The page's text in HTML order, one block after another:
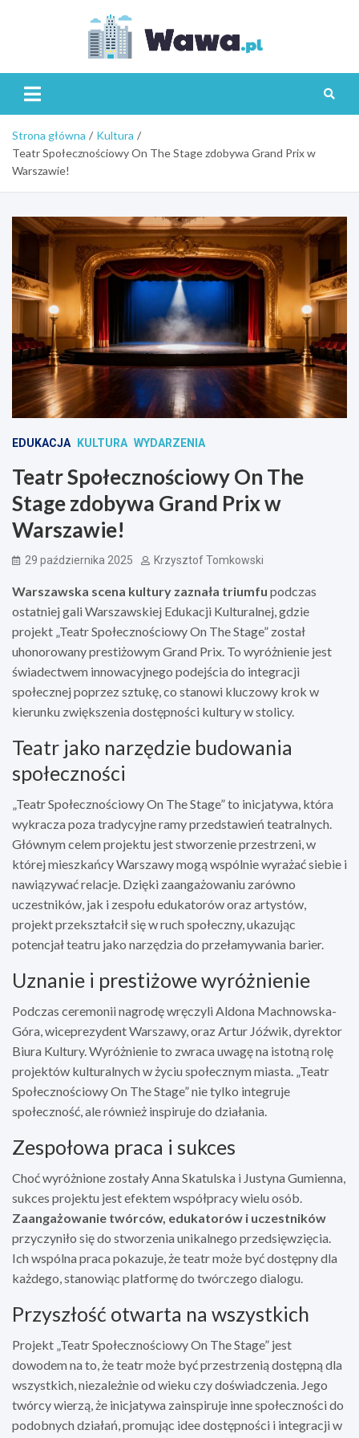
Strona główna
Kultura
Teatr Społecznościowy On The Stage zdobywa Grand Prix w
Warszawie!
EDUKACJA KULTURA WYDARZENIA
Teatr Społecznościowy On The
Stage zdobywa Grand Prix w
Warszawie!
29 października 2025 Krzysztof Tomkowski
Warszawska scena kultury zaznała triumfu podczas
ostatniej gali Warszawskiej Edukacji Kulturalnej, gdzie
projekt „Teatr Społecznościowy On The Stage” został
uhonorowany prestiżowym Grand Prix. To wyróżnienie jest
świadectwem innowacyjnego podejścia do integracji
społecznej poprzez sztukę, co stanowi kluczowy krok w
kierunku zwiększenia dostępności kultury w stolicy.
Teatr jako narzędzie budowania
społeczności
„Teatr Społecznościowy On The Stage” to inicjatywa, która
wykracza poza tradycyjne ramy przedstawień teatralnych.
Głównym celem projektu jest stworzenie przestrzeni, w
której mieszkańcy Warszawy mogą wspólnie wyrażać siebie i
nawiązywać relacje. Dzięki zaangażowaniu zarówno
uczestników, jak i zespołu edukatorów oraz artystów,
projekt przekształcił się w ruch społeczny, ukazując
potencjał teatru jako narzędzia do przełamywania barier.
Uznanie i prestiżowe wyróżnienie
Podczas ceremonii nagrodę wręczyli Aldona Machnowska-
Góra, wiceprezydent Warszawy, oraz Artur Jóźwik, dyrektor
Biura Kultury. Wyróżnienie to zwraca uwagę na istotną rolę
projektów kulturalnych w życiu społecznym miasta. „Teatr
Społecznościowy On The Stage” nie tylko integruje
społeczność, ale również inspiruje do działania.
Zespołowa praca i sukces
Choć wyróżnione zostały Anna Skatulska i Justyna Gumienna,
sukces projektu jest efektem współpracy wielu osób.
Zaangażowanie twórców, edukatorów i uczestników
przyczyniło się do stworzenia unikalnego przedsięwzięcia.
Ich wspólna praca pokazuje, że teatr może być dostępny dla
każdego, stanowiąc platformę do twórczego dialogu.
Przyszłość otwarta na wszystkich
Projekt „Teatr Społecznościowy On The Stage” jest
dowodem na to, że teatr może być przestrzenią dostępną dla
wszystkich, niezależnie od wieku czy doświadczenia. Jego
twórcy wierzą, że inicjatywa zainspiruje inne społeczności do
podobnych działań, promując idee dostępności i integracji w